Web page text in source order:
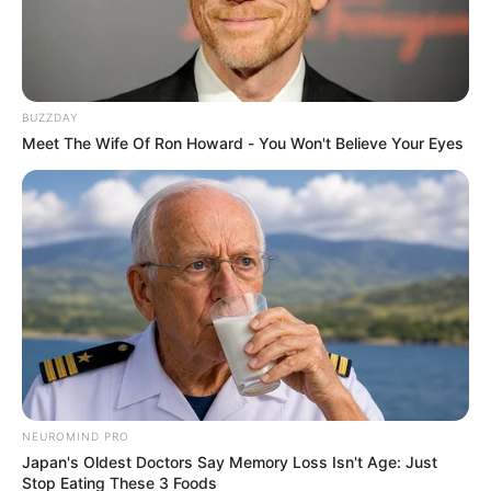
Cortesía, Contraloría de Medellín
Contraloría Distrital de Medellín vigila el proceso de
enajenación
Por:Martín Manuel Díaz Rubio
Mayo 14, 2025
BUZZDAY
Meet The Wife Of Ron Howard - You Won't Believe Your Eyes
NEUROMIND PRO
Japan's Oldest Doctors Say Memory Loss Isn't Age: Just
Stop Eating These 3 Foods